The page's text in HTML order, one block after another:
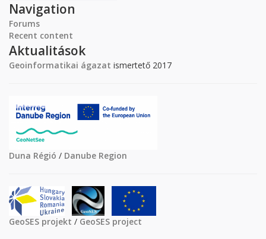
Navigation
Forums
Recent content
Aktualitások
Geoinformatikai ágazat ismertető 2017
Duna Régió / Danube Region
GeoSES projekt / GeoSES project